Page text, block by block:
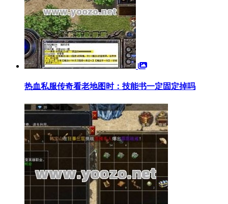
热血私服传奇看老地图时：技能书一定固定掉吗